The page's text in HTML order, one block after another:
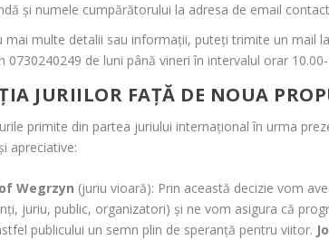
și numele cumpărătorului la adresa de email
mai multe detalii sau informații, puteți trimite un mail
0730240249 de luni până vineri în intervalul orar 10.00-
JURIILOR FAȚĂ DE NOUA
primite din partea juriului internațional în urma
apreciative:
Wegrzyn (juriu vioară): Prin această decizie vom
juriu, public, organizatori) și ne vom asigura că
publicului un semn plin de speranță pentru viitor.